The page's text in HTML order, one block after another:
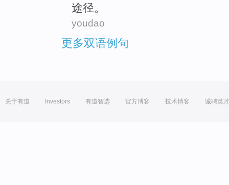
途径。
youdao
更多双语例句
关于有道 Investors 有道智选 官方博客 技术博客 诚聘英才